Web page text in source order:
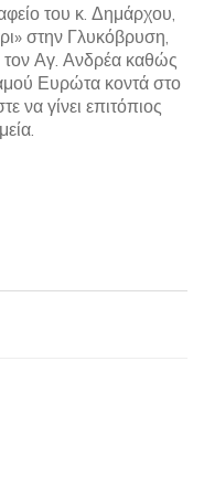
του κ. Δημάρχου,
στην Γλυκόβρυση,
Αγ. Ανδρέα καθώς
Ευρώτα κοντά στο
να γίνει επιτόπιος